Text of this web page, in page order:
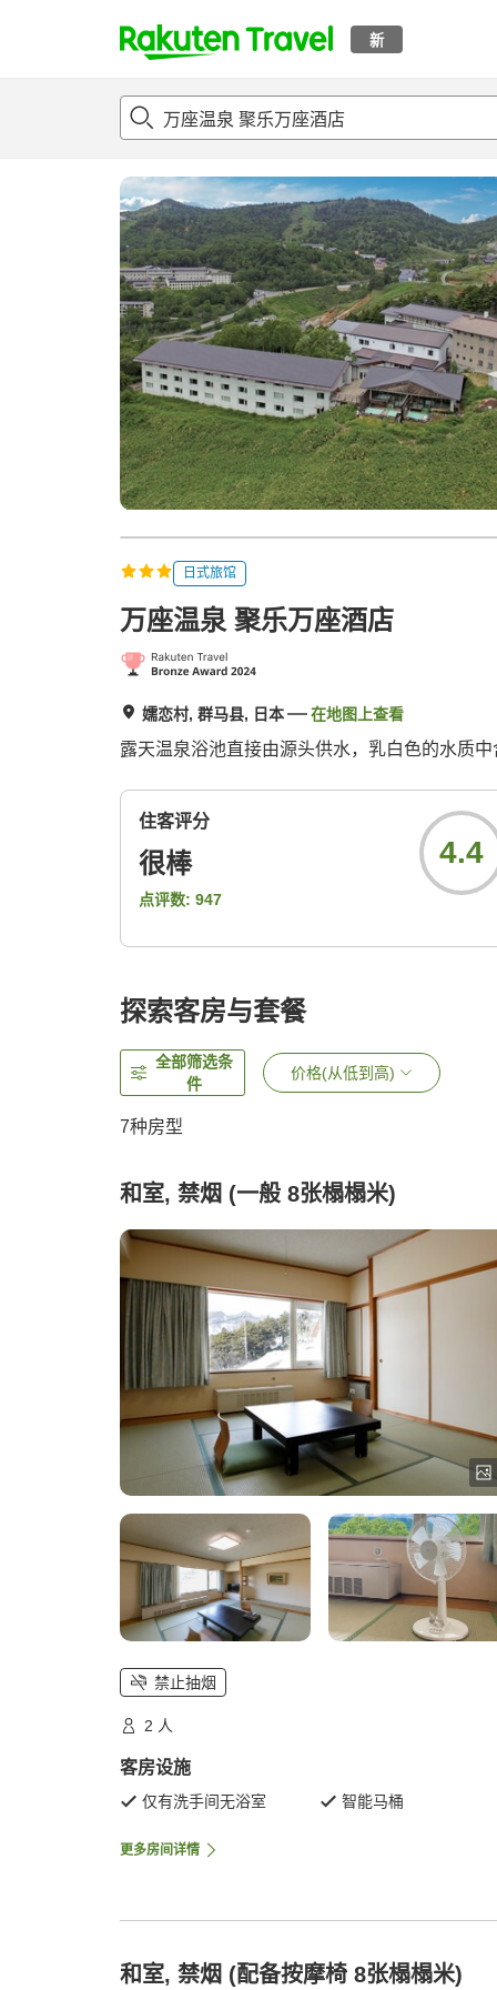
新
t
p
a
g
e
_
s
e
a
r
c
h
概况 客房及住宿套餐评论亮点设施
日式旅馆
万座温泉 聚乐万座酒店
嬬恋村, 群马县, 日本 在地图上查看
露天温泉浴池直接由源头供水，乳白色的水质
住客评分
很棒
点评数: 947
4.4
探索客房与套餐
全部筛选条
件
价格(从低到高)
7种房型
和室, 禁烟 (一般 8张榻榻米)
禁止抽烟
2 人
客房设施
仅有洗手间无浴室 智能马桶
更多房间详情
和室, 禁烟 (配备按摩椅 8张榻榻米)